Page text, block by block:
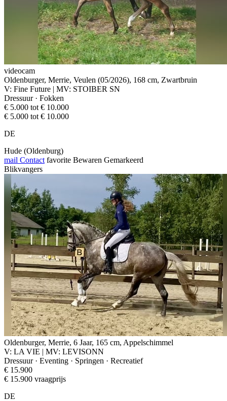
videocam
Oldenburger, Merrie, Veulen (05/2026), 168 cm, Zwartbruin
V: Fine Future | MV: STOIBER SN
Dressuur · Fokken
€ 5.000 tot € 10.000
€ 5.000 tot € 10.000
DE
Hude (Oldenburg)
mail Contact favorite Bewaren Gemarkeerd
Blikvangers
Oldenburger, Merrie, 6 Jaar, 165 cm, Appelschimmel
V: LA VIE | MV: LEVISONN
Dressuur · Eventing · Springen · Recreatief
€ 15.900
€ 15.900 vraagprijs
DE